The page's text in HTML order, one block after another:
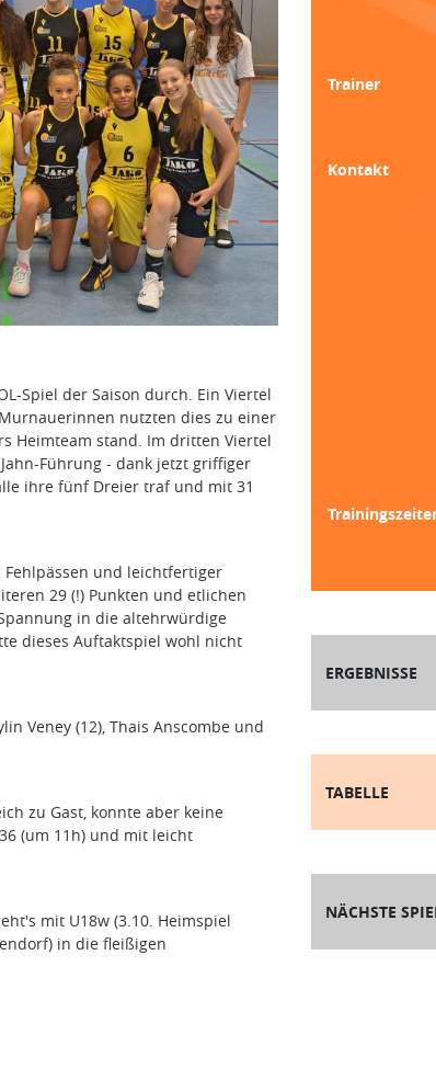
Spiel der Saison durch. Ein Viertel
nutzten dies zu einer
Heimteam stand. Im dritten Viertel
Führung - dank jetzt griffiger
ihre fünf Dreier traf und mit 31
und leichtfertiger
29 (!) Punkten und etlichen
in die altehrwürdige
dieses Auftaktspiel wohl nicht
Veney (12), Thais Anscombe und
zu Gast, konnte aber keine
(um 11h) und mit leicht
mit U18w (3.10. Heimspiel
in die fleißigen
Trainer
Kontakt
ERGEBNISSE
TABELLE
NÄCHSTE